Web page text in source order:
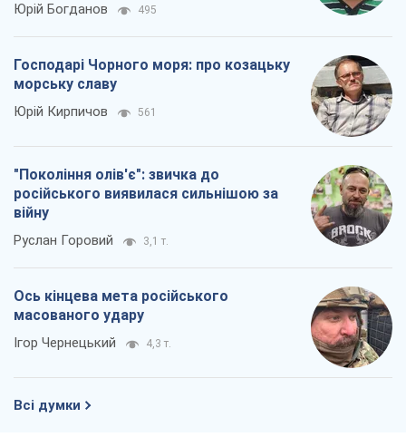
Юрій Богданов 495
Господарі Чорного моря: про козацьку
морську славу
Юрій Кирпичов 561
"Покоління олів'є": звичка до
російського виявилася сильнішою за
війну
Руслан Горовий 3,1 т.
Ось кінцева мета російського
масованого удару
Ігор Чернецький 4,3 т.
Всі думки